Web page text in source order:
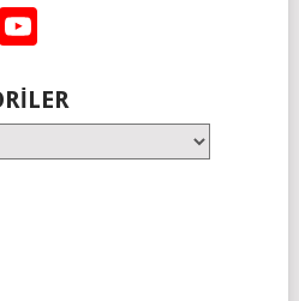
Twitter